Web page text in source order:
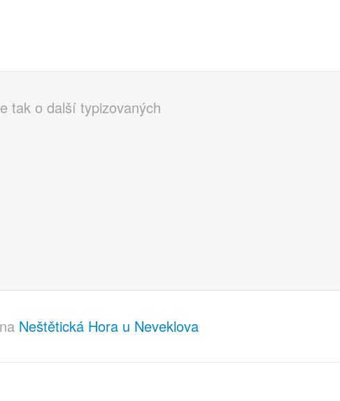
tak o další typizovaných
Neštětická Hora u Neveklova